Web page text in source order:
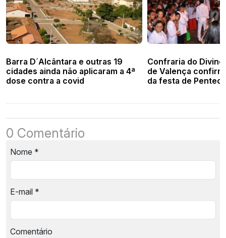
Barra D´Alcântara e outras 19
cidades ainda não aplicaram a 4ª
dose contra a covid
Confraria do
de Valença
da festa de
0 Comentário
Nome *
E-mail *
Comentário